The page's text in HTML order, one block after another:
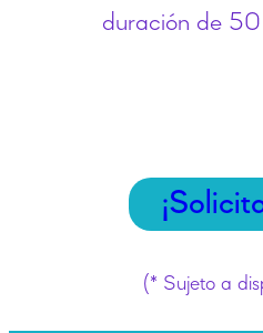
duración de 50
(* Sujeto a